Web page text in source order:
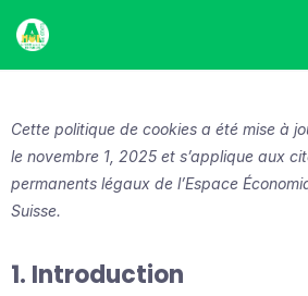
content
Cette politique de cookies a été mise à
le novembre 1, 2025 et s’applique aux
permanents légaux de l’Espace
Suisse.
1. Introduction